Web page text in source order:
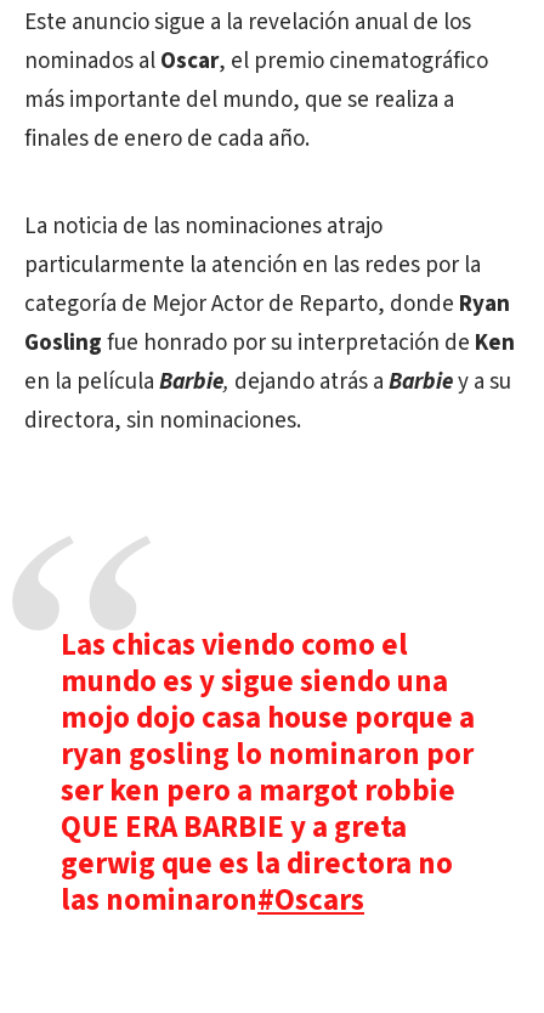
Este anuncio sigue a la revelación anual de los
nominados alOscar, el premio cinematográfico
más importante del mundo, que se realiza a
finales de enero de cada año.
La noticia de las nominaciones atrajo
particularmente la atención en las redes por la
categoría de Mejor Actor de Reparto, donde Ryan
Goslingfue honrado por su interpretación de Ken
en la películaBarbie, dejando atrás aBarbiey a su
directora, sin nominaciones.
Las chicas viendo como el
mundo es y sigue siendo una
mojo dojo casa house porque a
ryan gosling lo nominaron por
ser ken pero a margot robbie
QUE ERA BARBIE y a greta
gerwig que es la directora no
las nominaron#Oscars